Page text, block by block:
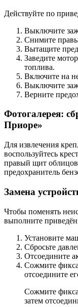
Действуйте по
Выключите
Снимите
Вытащите
Заведите
топлива.
Включите на
Выключите
Верните
Фотогалерея:
Приоре»
Для извлечения
воспользуйтесь
правый щит
предохранитель
Замена
Чтобы поменять
выполните
Установите
Сбросьте
Отсоедините
Сожмите
отсоедините
Сожмите
затем